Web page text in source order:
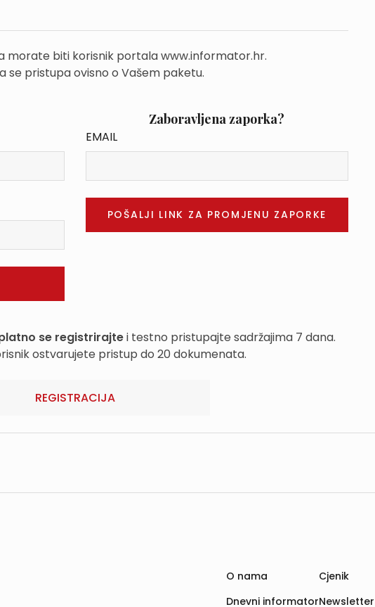
morate biti korisnik portala www.informator.hr.
se pristupa ovisno o Vašem paketu.
Zaboravljena zaporka?
EMAIL
se registrirajtei testno pristupajte sadržajima 7 dana.
ostvarujete pristup do 20 dokumenata.
REGISTRACIJA
O nama
Dnevni informator
Cjenik
Newsletter